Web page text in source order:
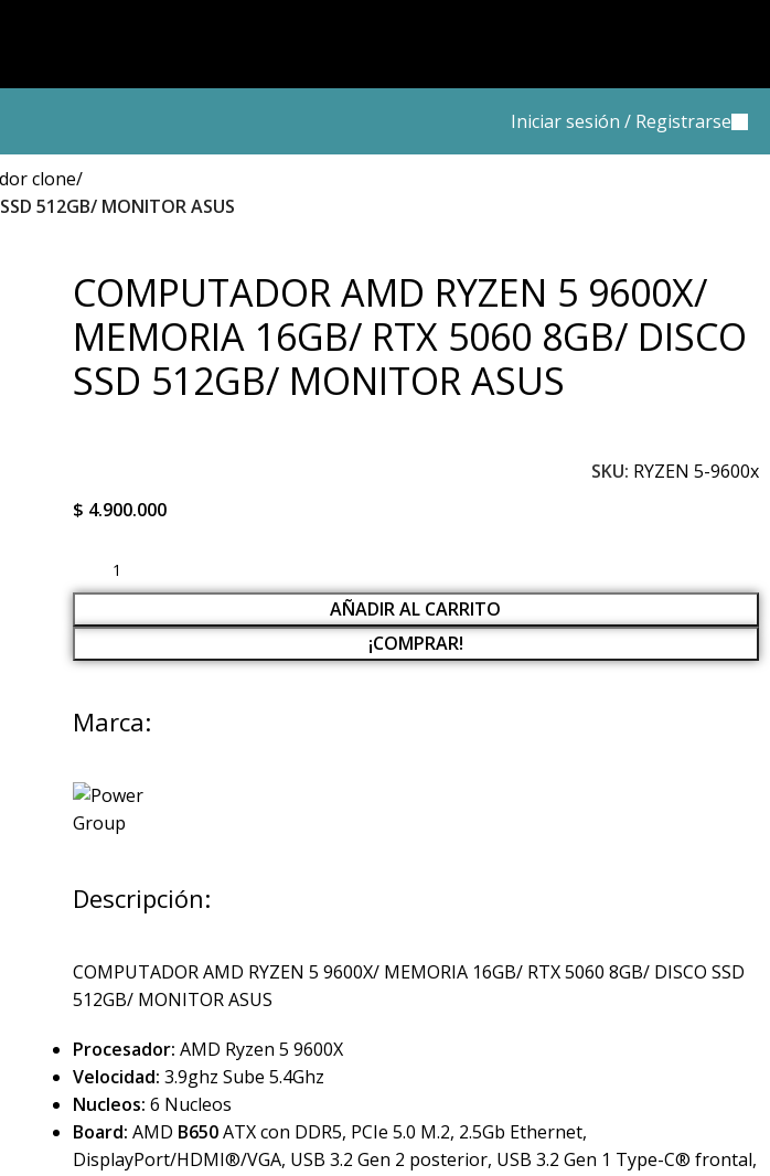
Iniciar sesión / Registrarse
clone
512GB/ MONITOR ASUS
COMPUTADOR AMD RYZEN 5 9600X/
MEMORIA 16GB/ RTX 5060 8GB/ DISCO
SSD 512GB/ MONITOR ASUS
SKU: RYZEN 5-9600x
$ 4.900.000
AÑADIR AL CARRITO
¡COMPRAR!
Marca:
Descripción:
COMPUTADOR AMD RYZEN 5 9600X/ MEMORIA 16GB/ RTX 5060 8GB/ DISCO SSD
512GB/ MONITOR ASUS
Procesador: AMD Ryzen 5 9600X
Velocidad: 3.9ghz Sube 5.4Ghz
Nucleos: 6 Nucleos
Board: AMD B650ATX con DDR5, PCIe 5.0 M.2, 2.5Gb Ethernet,
DisplayPort/HDMI®/VGA, USB 3.2 Gen 2 posterior, USB 3.2 Gen 1 Type-C® frontal,